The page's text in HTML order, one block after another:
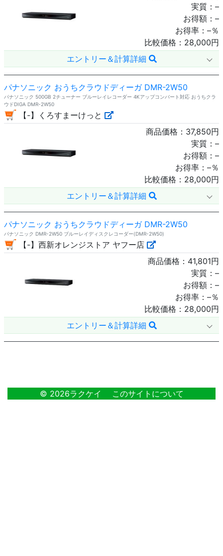
実質： –
お得額： –
お得率： –％
比較価格： 28,000円
エントリー＆計算詳細
パナソニック おうちクラウドディーガ DMR-2W50
パナソニック 500GB 2チューナー ブルーレイレコーダー 4Kアップコンバート対応 おうちクラ
ウドDIGA DMR-2W50
【-】くろすまーけっと
商品価格： 37,850円
実質： –
お得額： –
お得率： –％
比較価格： 28,000円
エントリー＆計算詳細
パナソニック おうちクラウドディーガ DMR-2W50
パナソニック DMR-2W50 ブルーレイディスクレコーダー(DMR-2W50)
【-】西新オレンジストア ヤフー店
商品価格： 41,801円
実質： –
お得額： –
お得率： –％
比較価格： 28,000円
エントリー＆計算詳細
© 2026ラクケイ このサイトについて